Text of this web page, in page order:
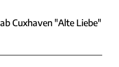
Cuxhaven "Alte Liebe"